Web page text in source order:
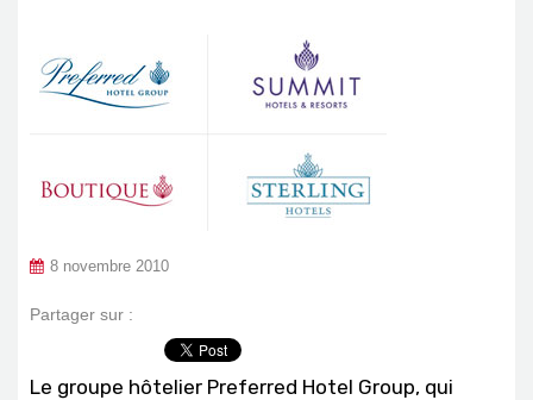
8 novembre 2010
Partager sur :
Le groupe hôtelier Preferred Hotel Group, qui